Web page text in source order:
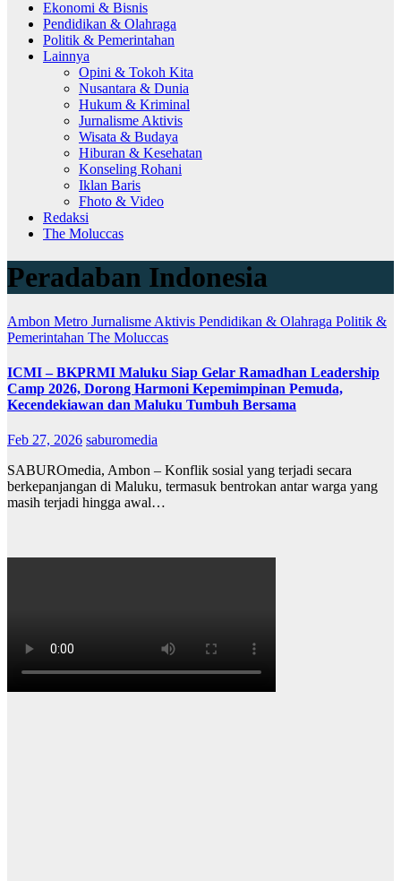
Ekonomi & Bisnis
Pendidikan & Olahraga
Politik & Pemerintahan
Lainnya
Opini & Tokoh Kita
Nusantara & Dunia
Hukum & Kriminal
Jurnalisme Aktivis
Wisata & Budaya
Hiburan & Kesehatan
Konseling Rohani
Iklan Baris
Fhoto & Video
Redaksi
The Moluccas
Peradaban Indonesia
Ambon Metro Jurnalisme Aktivis Pendidikan & Olahraga Politik &
Pemerintahan The Moluccas
ICMI – BKPRMI Maluku Siap Gelar Ramadhan Leadership
Camp 2026, Dorong Harmoni Kepemimpinan Pemuda,
Kecendekiawan dan Maluku Tumbuh Bersama
Feb 27, 2026 saburomedia
SABUROmedia, Ambon – Konflik sosial yang terjadi secara
berkepanjangan di Maluku, termasuk bentrokan antar warga yang
masih terjadi hingga awal…